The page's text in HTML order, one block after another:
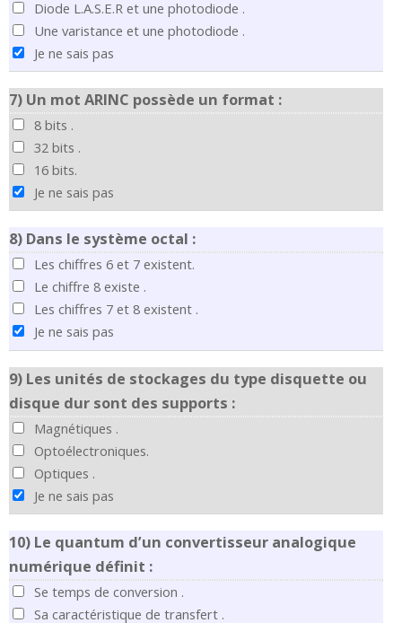
Diode L.A.S.E.R et une photodiode .
Une varistance et une photodiode .
Je ne sais pas
7) Un mot ARINC possède un format :
8 bits .
32 bits .
16 bits.
Je ne sais pas
8) Dans le système octal :
Les chiffres 6 et 7 existent.
Le chiffre 8 existe .
Les chiffres 7 et 8 existent .
Je ne sais pas
9) Les unités de stockages du type disquette ou
disque dur sont des supports :
Magnétiques .
Optoélectroniques.
Optiques .
Je ne sais pas
10) Le quantum d’un convertisseur analogique
numérique définit :
Se temps de conversion .
Sa caractéristique de transfert .